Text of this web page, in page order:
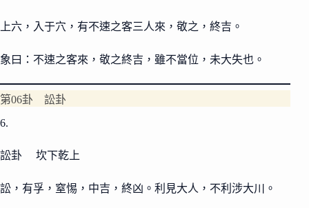
上六，入于穴，有不速之客三人來，敬之，終吉。
象曰：不速之客來，敬之終吉，雖不當位，未大失也。
第06卦 訟卦
6.
訟卦 坎下乾上
訟，有孚，窒惕，中吉，終凶。利見大人，不利涉大川。